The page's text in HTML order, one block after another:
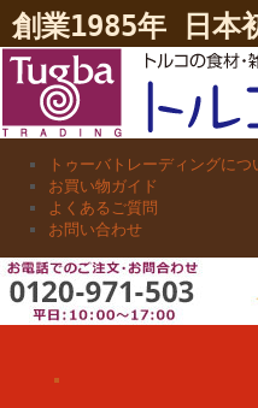
創業1985年 日本
トゥーバトレーディングにつ
お買い物ガイド
よくあるご質問
お問い合わせ